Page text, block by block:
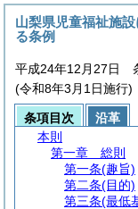
山梨県児童福祉施
る条例
平成24年12月27日
(令和8年3月1日施行)
条項目次
沿革
本則
第一章
総則
第一条(趣旨)
第二条(目的)
第三条(最低